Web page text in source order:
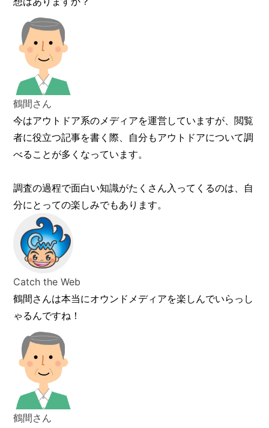
鶴間さん
今はアウトドア系のメディアを運営していますが、閲覧
者に役立つ記事を書く際、自分もアウトドアについて調
べることが多くなっています。
調査の過程で面白い知識がたくさん入ってくるのは、自
分にとっての楽しみでもあります。
Catch the Web
鶴間さんは本当にオウンドメディアを楽しんでいらっし
ゃるんですね！
鶴間さん